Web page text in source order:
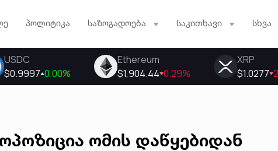
პოლიტიკა საზოგადოება საკითხავი სხვა
ომის დაწყებიდან